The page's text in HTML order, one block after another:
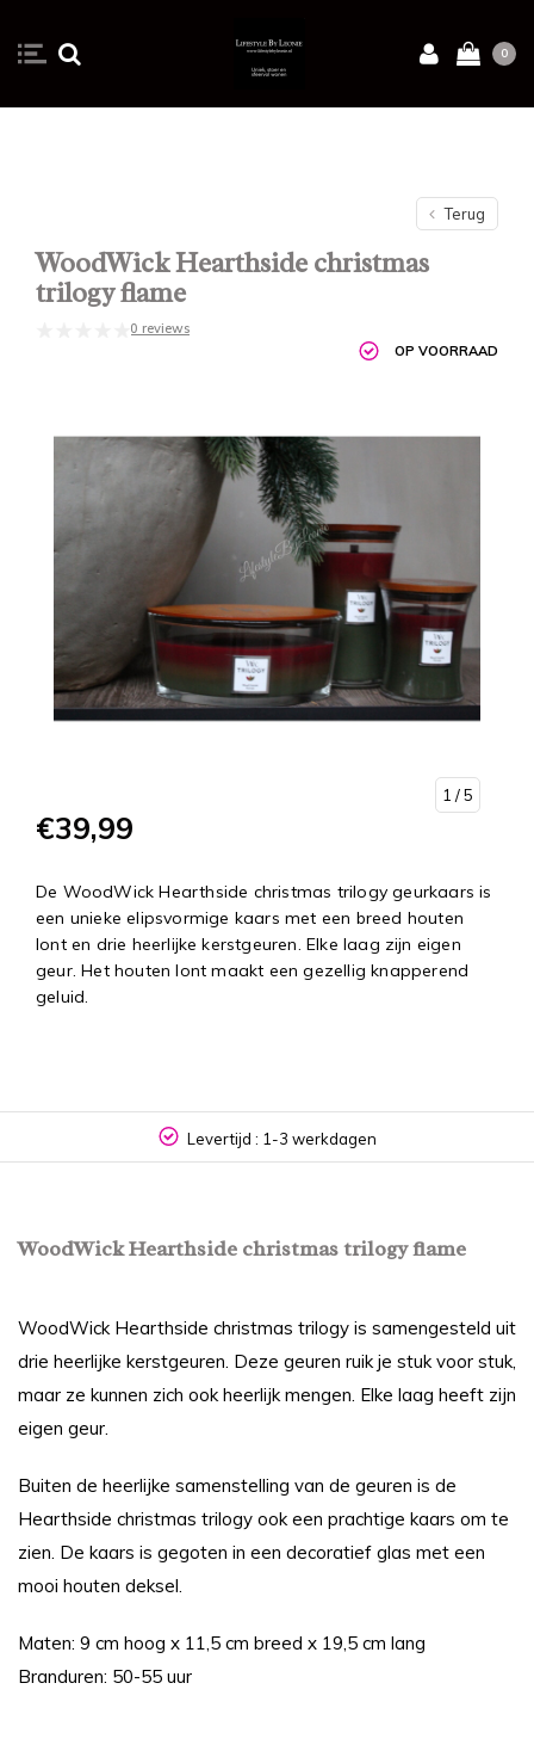
0
Terug
WoodWick Hearthside christmas
trilogy flame
0 reviews
OP VOORRAAD
1 / 5
€39,99
De WoodWick Hearthside christmas trilogy geurkaars is
een unieke elipsvormige kaars met een breed houten
lont en drie heerlijke kerstgeuren. Elke laag zijn eigen
geur. Het houten lont maakt een gezellig knapperend
geluid.
Levertijd : 1-3 werkdagen
WoodWick Hearthside christmas trilogy flame
WoodWick Hearthside christmas trilogy is samengesteld uit
drie heerlijke kerstgeuren. Deze geuren ruik je stuk voor stuk,
maar ze kunnen zich ook heerlijk mengen. Elke laag heeft zijn
eigen geur.
Buiten de heerlijke samenstelling van de geuren is de
Hearthside christmas trilogy ook een prachtige kaars om te
zien. De kaars is gegoten in een decoratief glas met een
mooi houten deksel.
Maten: 9 cm hoog x 11,5 cm breed x 19,5 cm lang
Branduren: 50-55 uur